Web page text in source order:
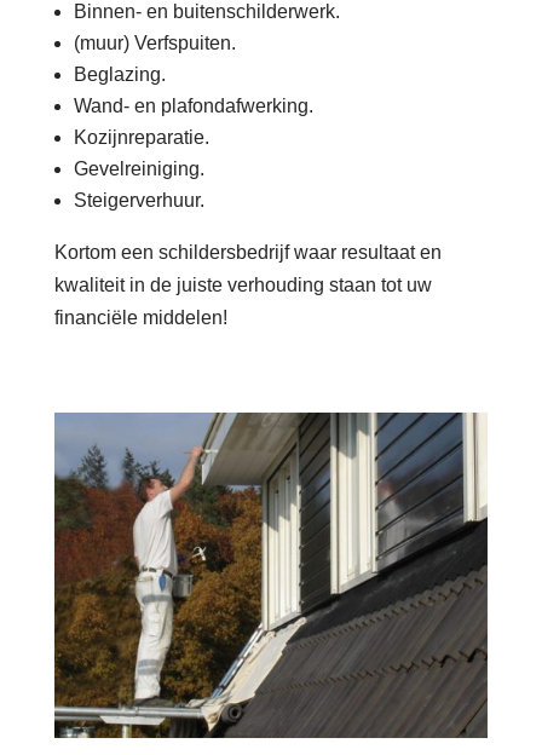
Binnen- en buitenschilderwerk.
(muur) Verfspuiten.
Beglazing.
Wand- en plafondafwerking.
Kozijnreparatie.
Gevelreiniging.
Steigerverhuur.
Kortom een schildersbedrijf waar resultaat en
kwaliteit in de juiste verhouding staan tot uw
financiële middelen!